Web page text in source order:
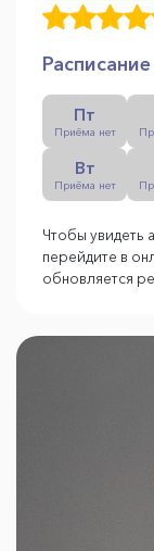
Пт
Приёма нет
Вт
Приёма нет
Чтобы увидеть
перейдите в
обновляется